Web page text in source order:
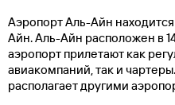
Аэропорт Аль-Айн
Айн. Аль-Айн расположен в
аэропорт прилетают как
авиакомпаний, так и
располагает другими